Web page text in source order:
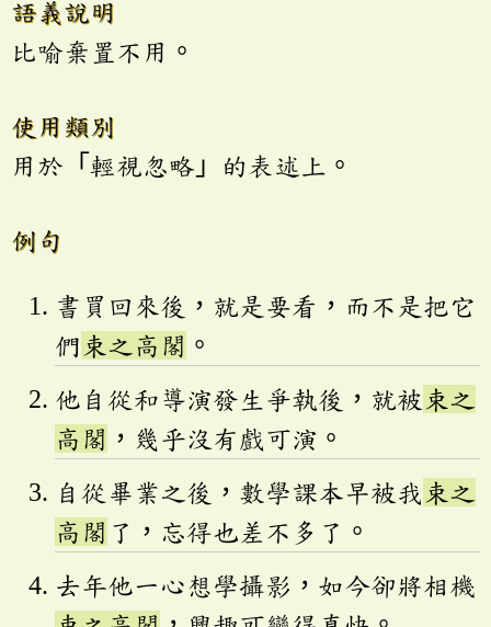
語義說明
比喻棄置不用。
使用類別
用於「輕視忽略」的表述上。
例句
書買回來後，就是要看，而不是把它
們 束之高閣 。
他自從和導演發生爭執後，就被 束之
高閣 ，幾乎沒有戲可演。
自從畢業之後，數學課本早被我 束之
高閣 了，忘得也差不多了。
去年他一心想學攝影，如今卻將相機